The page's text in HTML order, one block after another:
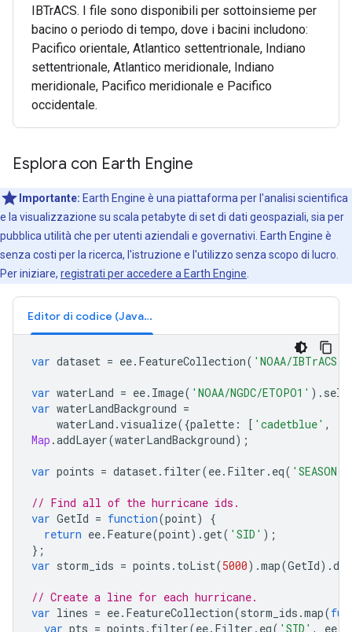
IBTrACS. I file sono disponibili per sottoinsieme per
bacino o periodo di tempo, dove i bacini includono:
Pacifico orientale, Atlantico settentrionale, Indiano
settentrionale, Atlantico meridionale, Indiano
meridionale, Pacifico meridionale e Pacifico
occidentale.
Esplora con Earth Engine
Importante: Earth Engine è una piattaforma per l'analisi scientifica
e la visualizzazione su scala petabyte di set di dati geospaziali, sia per
pubblica utilità che per utenti aziendali e governativi. Earth Engine è
senza costi per la ricerca, l'istruzione e l'utilizzo senza scopo di lucro.
Per iniziare, registrati per accedere a Earth Engine
Editor di codice (JavaScript)
var dataset = ee. FeatureCollection( 'NOAA/IBTrACS/
var waterLand = ee. Image( 'NOAA/NGDC/ETOPO1' ).
var waterLandBackground =
waterLand .visualize({palette : [ 'cadetblue' ,
Map .addLayer(waterLandBackground);
var points = dataset. filter(ee. Filter . eq( 'SEASON'
// Find all of the hurricane ids.
var GetId = function(point)
{
return ee. Feature(point).get( 'SID' );
};
var storm_ids = points . toList(5000).map(GetId).
// Create a line for each hurricane.
var lines = ee. FeatureCollection(storm_ids .map(
var pts = points . filter(ee. Filter . eq( 'SID' , ee